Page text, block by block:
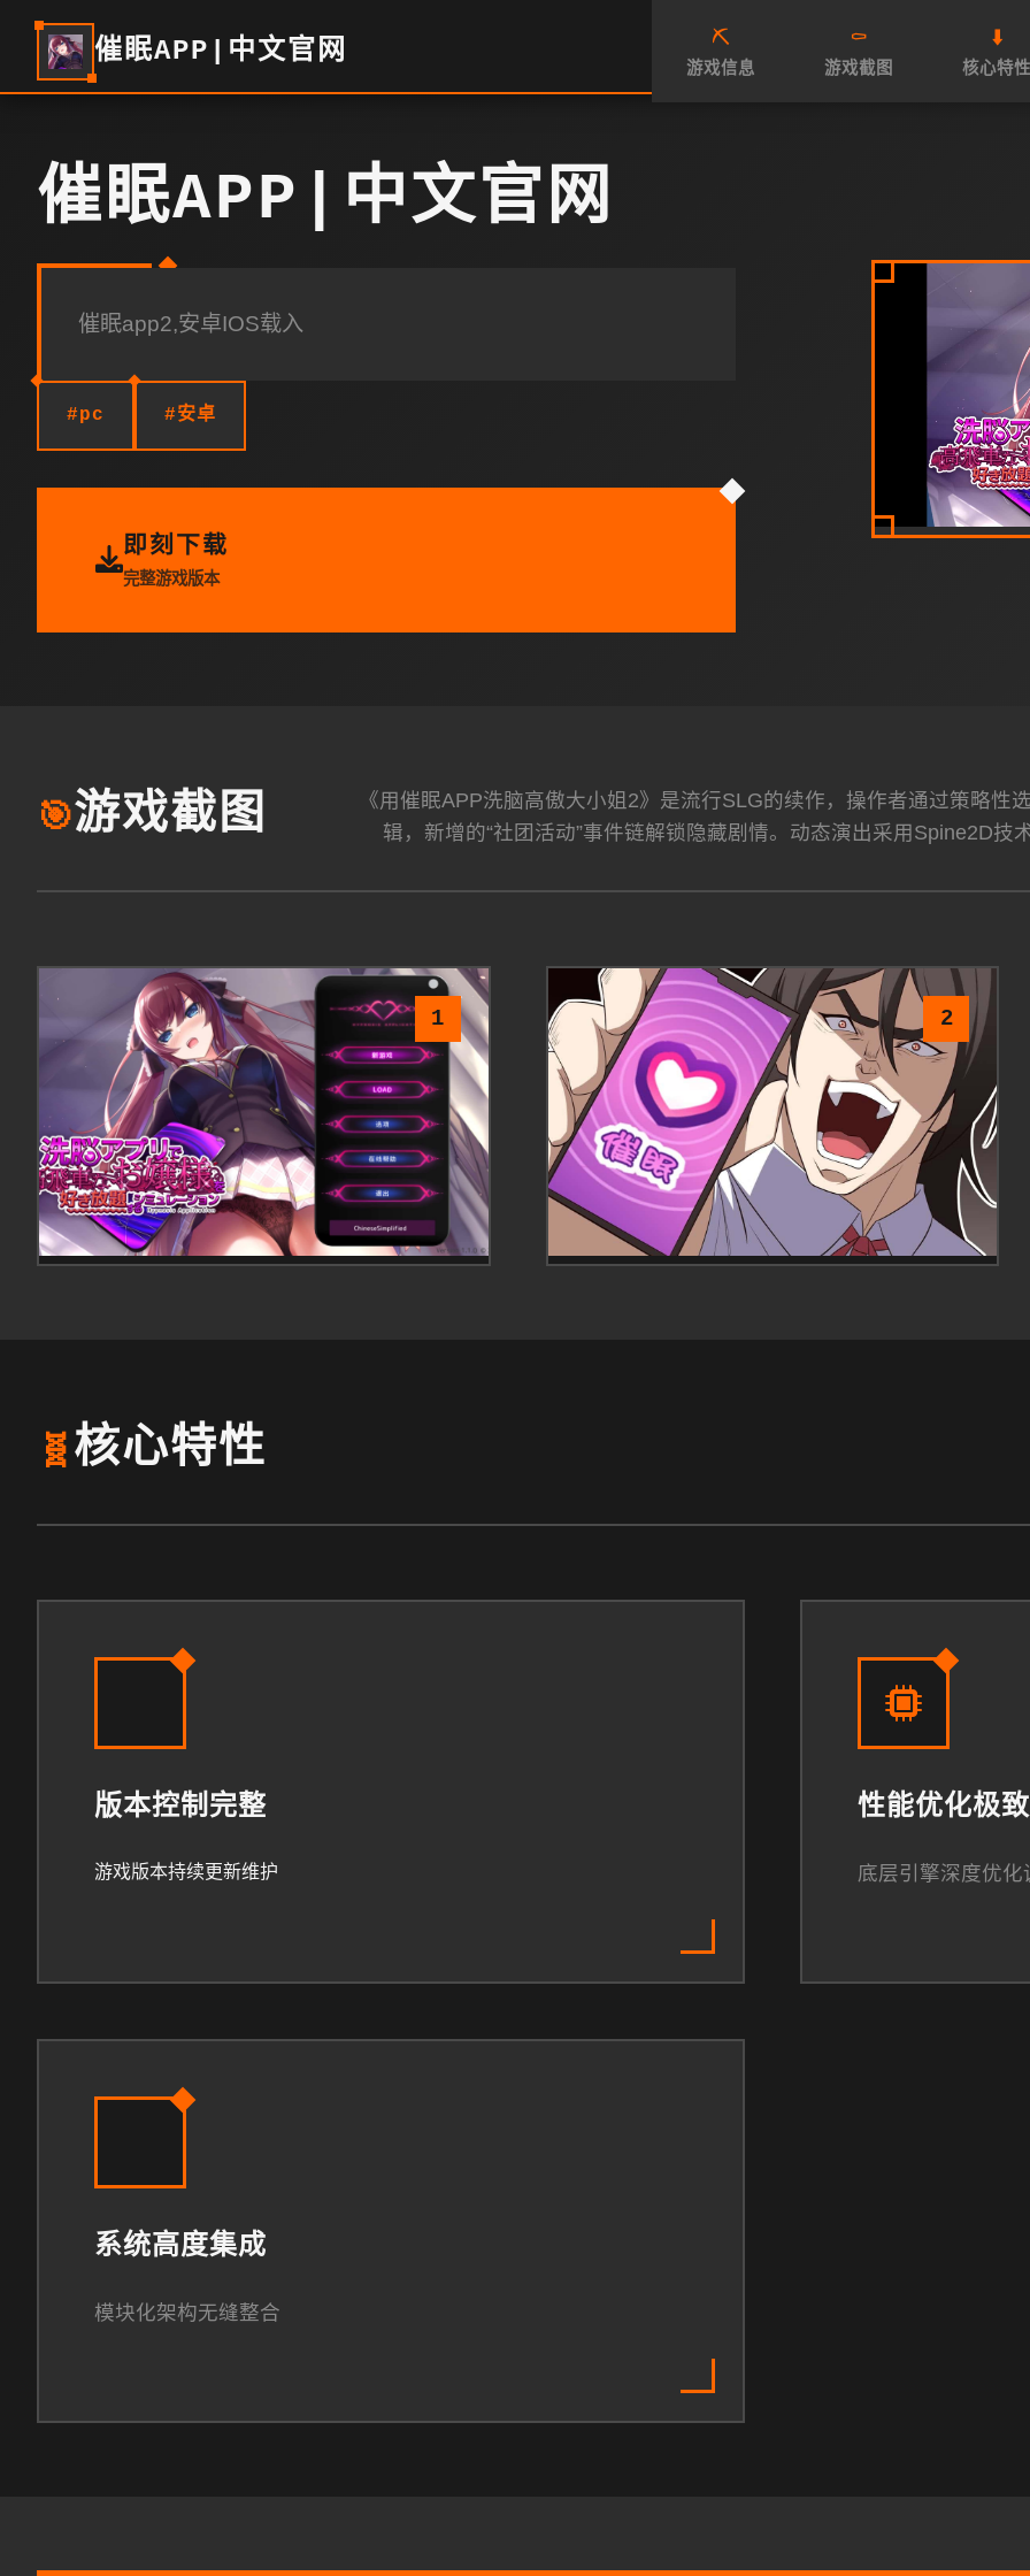
催眠APP|中文官网 ⛏️
游戏信息
⚰️
游戏截图
⬇️
核心特性
催眠APP|中文官网
催眠app2,安卓IOS载入
#pc #安卓
即刻下载
完整游戏版本
🎯游戏截图
《用催眠APP洗脑高傲大小姐2》是流行SLG的续作，操作者通过策略
辑，新增的“社团活动”事件链解锁隐藏剧情。动态演出采用Spine2D
1 2
🧬核心特性
版本控制完整
游戏版本持续更新维护
性能优化极致
底层引擎深度优化
系统高度集成
模块化架构无缝整合